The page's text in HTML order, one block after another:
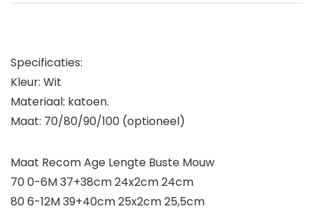
Specificaties:
Kleur: Wit
Materiaal: katoen.
Maat: 70/80/90/100 (optioneel)
Maat Recom Age Lengte Buste Mouw
70 0-6M 37+38cm 24x2cm 24cm
80 6-12M 39+40cm 25x2cm 25,5cm